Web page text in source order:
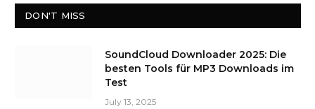
DON'T MISS
SoundCloud Downloader 2025: Die
besten Tools für MP3 Downloads im
Test
July 13, 2025